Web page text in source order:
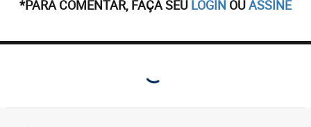
*PARA COMENTAR, FAÇA SEU LOGIN OUASSINE
Estado de Minas.